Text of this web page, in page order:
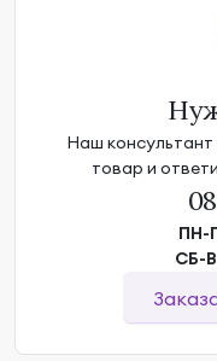
Наш
товар и
ПН-
СБ-